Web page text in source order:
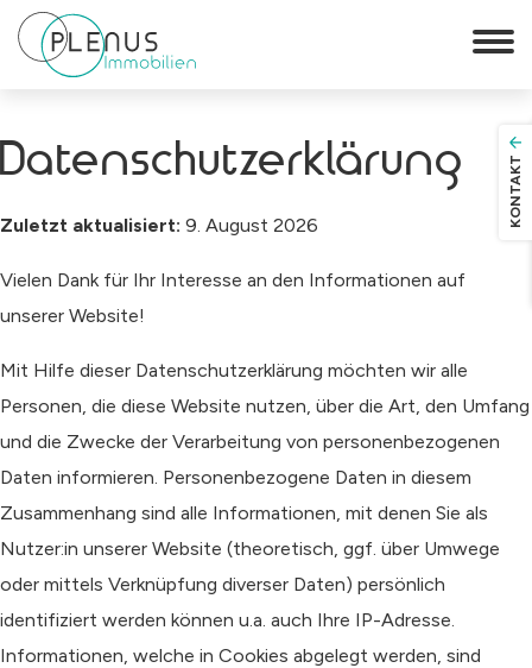
KONTAKT
Datenschutzerklärung
Zuletzt aktualisiert: 9. August 2026
Vielen Dank für Ihr Interesse an den Informationen auf
unserer Website!
Mit Hilfe dieser Datenschutzerklärung möchten wir alle
Personen, die diese Website nutzen, über die Art, den Umfang
und die Zwecke der Verarbeitung von personenbezogenen
Daten informieren. Personenbezogene Daten in diesem
Zusammenhang sind alle Informationen, mit denen Sie als
Nutzer:in unserer Website (theoretisch, ggf. über Umwege
oder mittels Verknüpfung diverser Daten) persönlich
identifiziert werden können u.a. auch Ihre IP-Adresse.
Informationen, welche in Cookies abgelegt werden, sind